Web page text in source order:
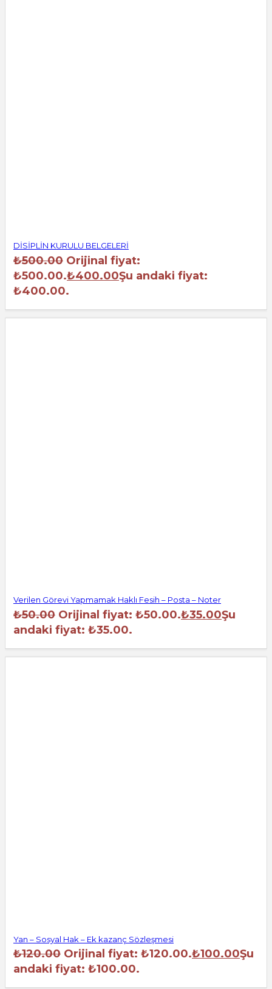
DİSİPLİN KURULU BELGELERİ
₺500.00 Orijinal fiyat:
₺500.00.₺400.00Şu andaki fiyat:
₺400.00.
Verilen Görevi Yapmamak Haklı Fesih – Posta – Noter
₺50.00 Orijinal fiyat: ₺50.00.₺35.00Şu
andaki fiyat: ₺35.00.
Yan – Sosyal Hak – Ek kazanç Sözleşmesi
₺120.00 Orijinal fiyat: ₺120.00.₺100.00Şu
andaki fiyat: ₺100.00.